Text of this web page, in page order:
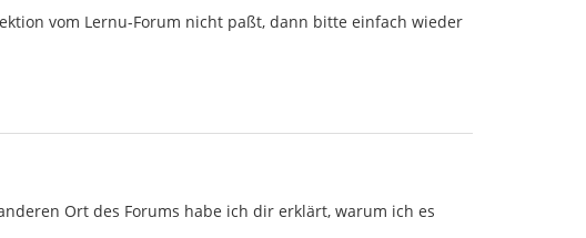
vom Lernu-Forum nicht paßt, dann bitte einfach wieder
Ort des Forums habe ich dir erklärt, warum ich es